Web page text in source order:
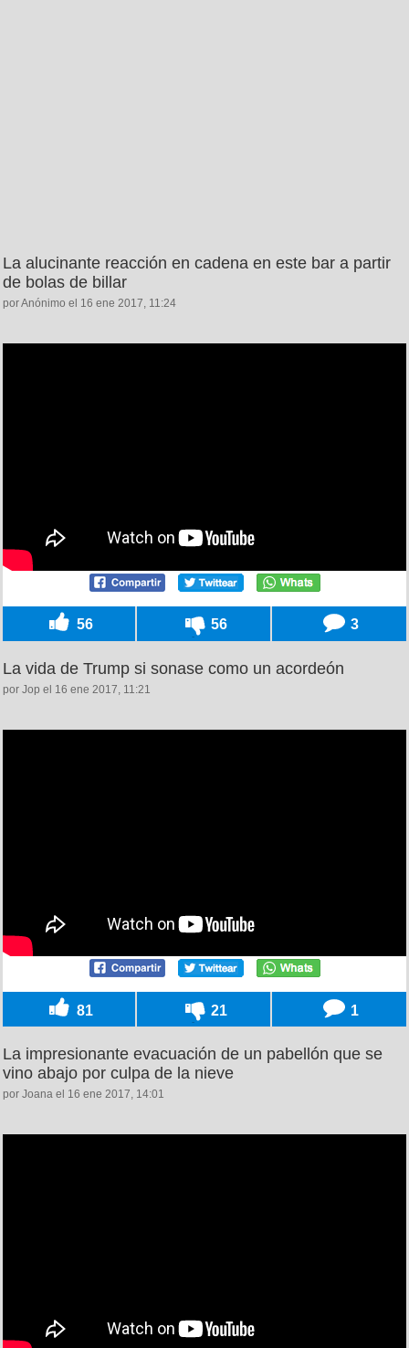
La alucinante reacción en cadena en este bar a partir
de bolas de billar
por Anónimo el 16 ene 2017, 11:24
56 56 3
La vida de Trump si sonase como un acordeón
por Jop el 16 ene 2017, 11:21
81 21 1
La impresionante evacuación de un pabellón que se
vino abajo por culpa de la nieve
por Joana el 16 ene 2017, 14:01